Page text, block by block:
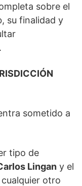
sobre el
su finalidad y
.
sometido a
tipo de
Lingan y el
otro